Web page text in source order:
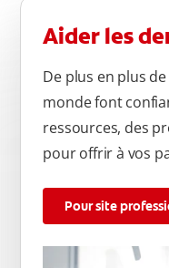
Aider les
De plus en plus
monde font
ressources, des
pour offrir à vos
Pour site